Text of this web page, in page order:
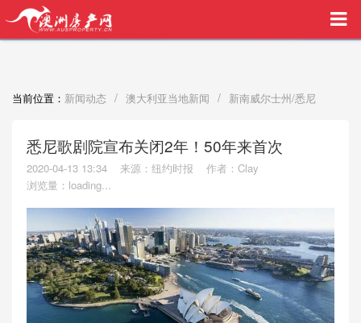
买家中介VIP服务，助您安心购房
当前位置： 新闻动态 / 澳大利亚当地新闻 / 新南威尔士州/悉尼
悉尼歌剧院宣布关闭2年！50年来首次
2020-04-13 13:34 来源：纽约时报
作者：Clay
浏览量： loading...